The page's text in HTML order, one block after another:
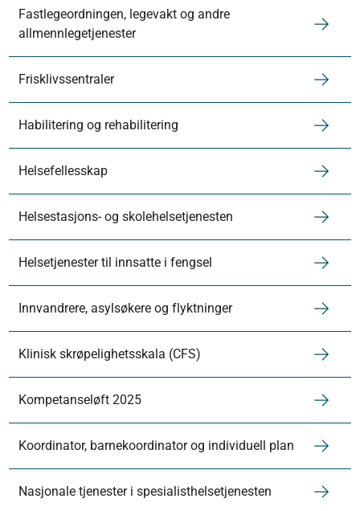
Fastlegeordningen, legevakt og andre
allmennlegetjenester
Frisklivssentraler
Habilitering og rehabilitering
Helsefellesskap
Helsestasjons- og skolehelsetjenesten
Helsetjenester til innsatte i fengsel
Innvandrere, asylsøkere og flyktninger
Klinisk skrøpelighetsskala (CFS)
Kompetanseløft 2025
Koordinator, barnekoordinator og individuell plan
Nasjonale tjenester i spesialisthelsetjenesten